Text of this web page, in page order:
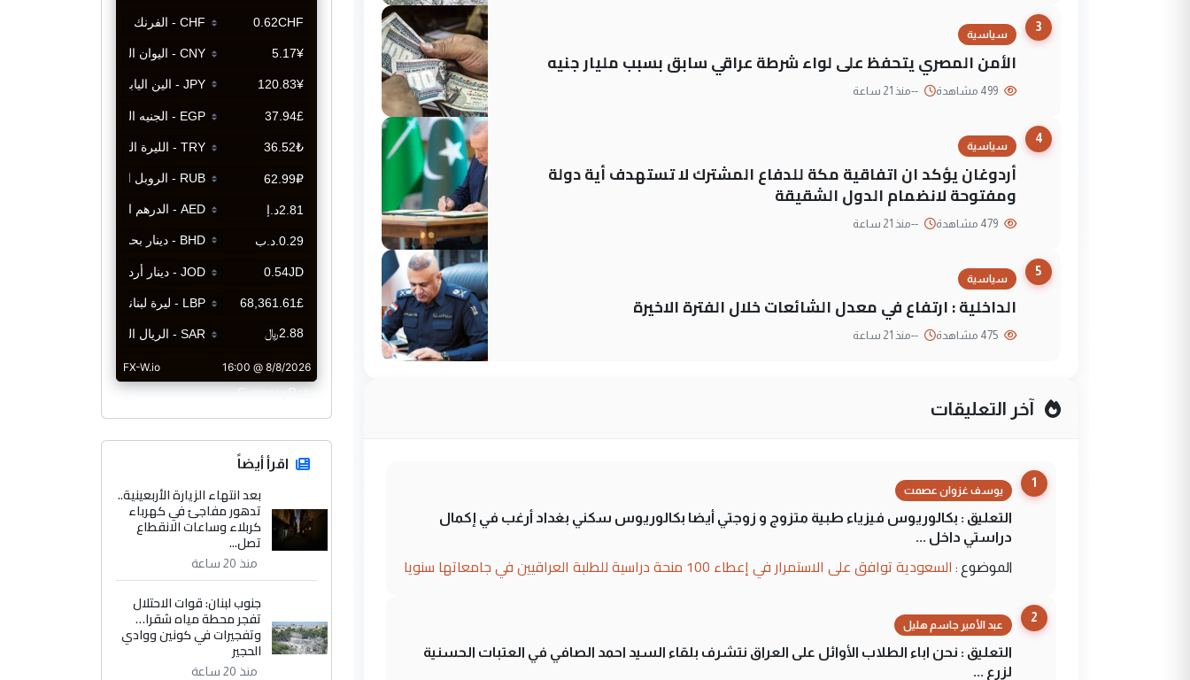
3
سياسية
الأمن المصري يتحفظ على لواء شرطة عراقي سابق بسبب مليار جنيه
--منذ 21 ساعة
4
سياسية
أردوغان يؤكد ان اتفاقية مكة للدفاع المشترك لا تستهدف أية دولة
ومفتوحة لانضمام الدول الشقيقة
--منذ 21 ساعة
5
سياسية
الداخلية : ارتفاع في معدل الشائعات خلال الفترة الاخيرة
--منذ 21 ساعة
آخر التعليقات
1
يوسف غزوان عصمت
التعليق : بكالوريوس فيزياء طبية متزوج و زوجتي أيضا بكالوريوس سكني بغداد أرغب في إكمال
دراستي داخل ...
الموضوع : السعودية توافق على الاستمرار في إعطاء 100 منحة دراسية للطلبة العراقيين في جامعاتها سنويا
2
عبد الأمير جاسم هليل
التعليق : نحن اباء الطلاب الأوائل على العراق نتشرف بلقاء السيد احمد الصافي في العتبات الحسنية
لزرع ...
CurrencyRate
اقرأ أيضاً
بعد انتهاء الزيارة الأربعينية..
تدهور مفاجئ في كهرباء
كربلاء وساعات الانقطاع
تصل...
منذ 20 ساعة
جنوب لبنان: قوات الاحتلال
تفجر محطة مياه شقرا…
وتفجيرات في كونين ووادي
الحجير
منذ 20 ساعة